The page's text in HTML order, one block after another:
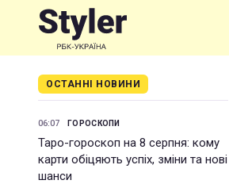
ОСТАННІ НОВИНИ
06:07 ГОРОСКОПИ
Таро-гороскоп на 8 серпня: кому
карти обіцяють успіх, зміни та нові
шанси